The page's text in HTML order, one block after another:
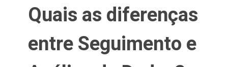
Quais as diferenças
entre Seguimento e